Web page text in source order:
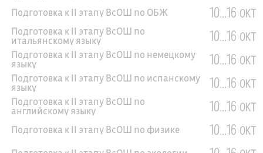
Подготовка к II этапу ВсОШ по ОБЖ 10...16 окт
Подготовка к II этапу ВсОШ по
итальянскому языку 10...16 окт
Подготовка к II этапу ВсОШ по немецкому
языку 10...16 окт
Подготовка к II этапу ВсОШ по испанскому
языку 10...16 окт
Подготовка к II этапу ВсОШ по
английскому языку 10...16 окт
Подготовка к II этапу ВсОШ по физике 10...16 окт